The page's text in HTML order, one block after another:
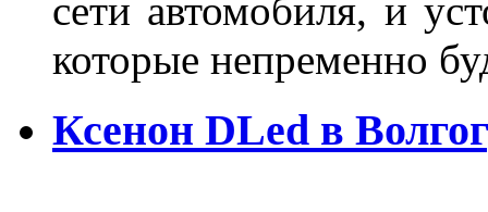
сети автомобиля, и
которые непременно
Ксенон DLed в